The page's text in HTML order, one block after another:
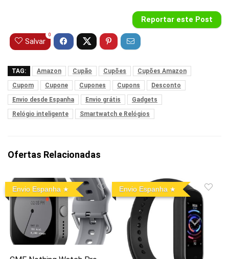
Reportar este Post
Salvar
0
TAG: Amazon Cupão Cupões
Cupões Amazon
Cupom
Cupone Cupones Cupons
Desconto
Envio desde Espanha
Envio grátis
Gadgets
Relógio inteligente
Smartwatch e Relógios
Ofertas Relacionadas
Envio Espanha Envio Espanha